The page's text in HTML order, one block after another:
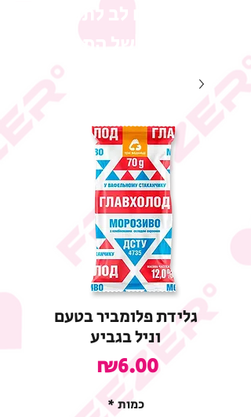
המבצע של המוצר
גלידת פלומביר בטעם
וניל בגביע
₪6.00
כמות *